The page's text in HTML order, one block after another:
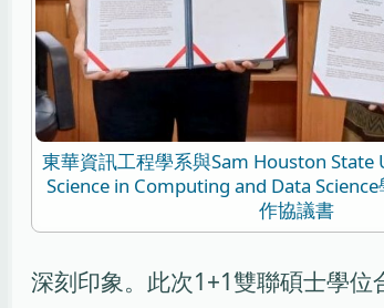
東華資訊工程學系與Sam Houston
Science in Computing and Data
作協議書
深刻印象。此次1+1雙聯碩士學位